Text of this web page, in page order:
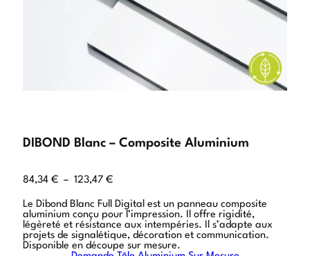
DIBOND Blanc – Composite Aluminium
84,34 € – 123,47 €
Le Dibond Blanc Full Digital est un panneau composite
aluminium conçu pour l’impression. Il offre rigidité,
légèreté et résistance aux intempéries. Il s’adapte aux
projets de signalétique, décoration et communication.
Disponible en découpe sur mesure.